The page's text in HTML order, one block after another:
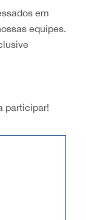
em
equipes.
participar!